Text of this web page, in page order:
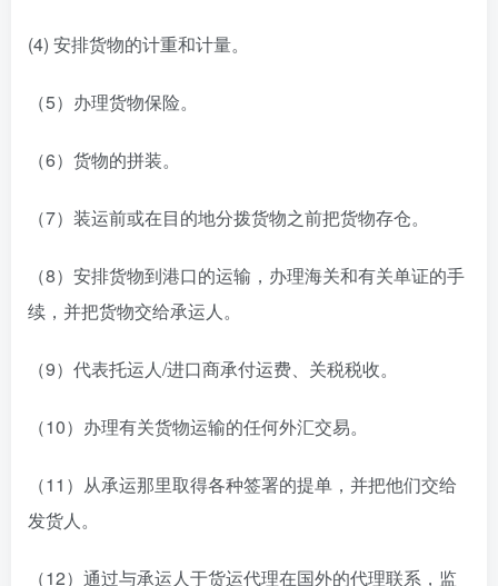
(4) 安排货物的计重和计量。
（5）办理货物保险。
（6）货物的拼装。
（7）装运前或在目的地分拨货物之前把货物存仓。
（8）安排货物到港口的运输，办理海关和有关单证的手
续，并把货物交给承运人。
（9）代表托运人/进口商承付运费、关税税收。
（10）办理有关货物运输的任何外汇交易。
（11）从承运那里取得各种签署的提单，并把他们交给
发货人。
（12）通过与承运人于货运代理在国外的代理联系，监